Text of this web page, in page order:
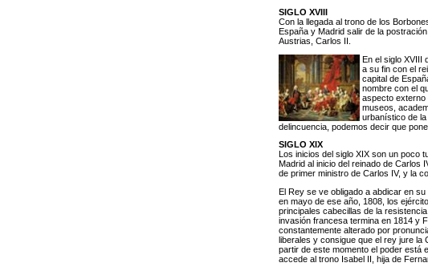
SIGLO XVIII
Con la llegada al trono de los
España y Madrid salir de la
Austrias, Carlos II.
En el siglo XVIII
a su fin con el
capital de
nombre con el
aspecto externo
museos,
urbanístico de
delincuencia, podemos decir que pone
SIGLO XIX
Los inicios del siglo XIX son un poco
Madrid al inicio del reinado de Carlos
de primer ministro de Carlos IV, y la
El Rey se ve obligado a abdicar en
en mayo de ese año, 1808, los
principales cabecillas de la
invasión francesa termina en 1814 y
constantemente alterado por
liberales y consigue que el rey jure la
partir de este momento el poder está
accede al trono Isabel II, hija de